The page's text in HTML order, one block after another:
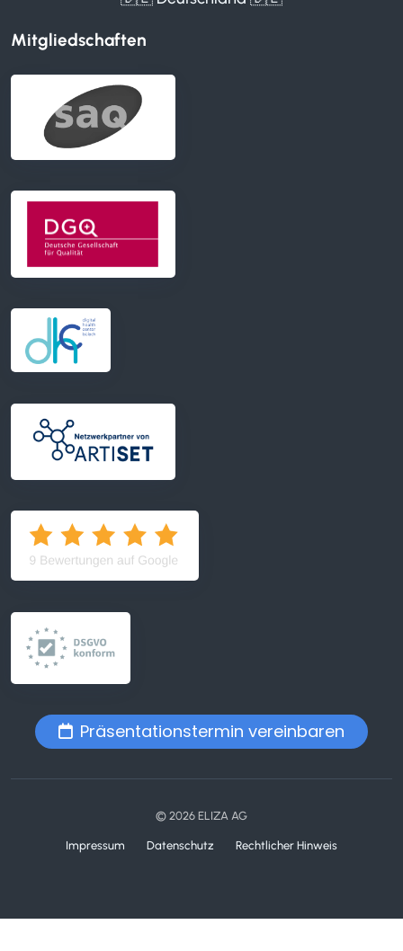
Mitgliedschaften
Präsentationstermin vereinbaren
© 2026 ELIZA AG
Impressum Datenschutz Rechtlicher Hinweis